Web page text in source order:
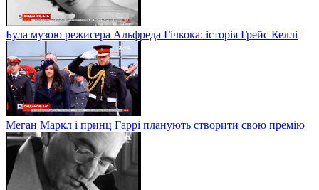
Була музою режисера Альфреда Гічкока: історія Грейс Келлі
Меган Маркл і принц Гаррі планують створити свою премію